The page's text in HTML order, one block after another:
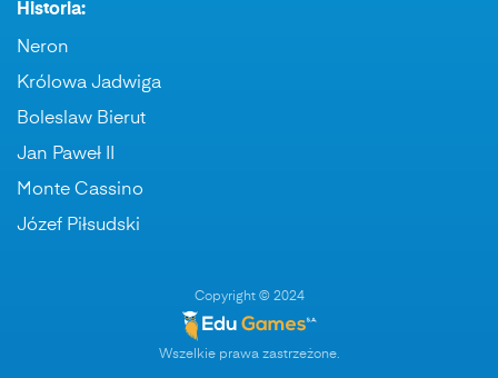
Historia:
Neron
Królowa Jadwiga
Boleslaw Bierut
Jan Paweł II
Monte Cassino
Józef Piłsudski
Copyright © 2024
Wszelkie prawa zastrzeżone.